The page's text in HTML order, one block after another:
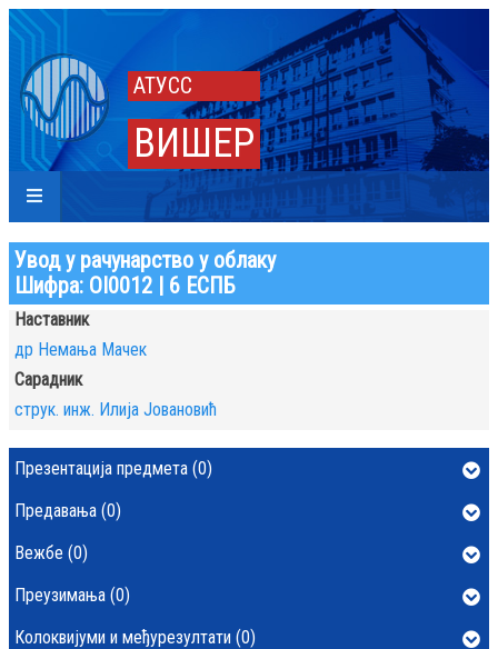
АТУСС
ВИШЕР
Увод у рачунарство у облаку
Шифра: ОI0012 | 6 ЕСПБ
Наставник
др Немања Мачек
Сарадник
струк. инж. Илија Јовановић
Презентација предмета (0)
Предавања (0)
Вежбе (0)
Преузимања (0)
Колоквијуми и међурезултати (0)